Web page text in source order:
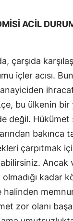
ACİL
çarşıda
içler acısı.
bu ülkenin bir
değil. Hükümet
bakınca
çarpıtmak
Ancak
kadar
halinden
zor olanı